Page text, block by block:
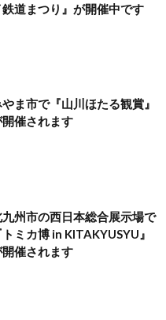
鉄道まつり』が開催中です
ま市で『山川ほたる観賞』
開催されます
九州市の西日本総合展示場で
トミカ博 in KITAKYUSYU』
開催されます